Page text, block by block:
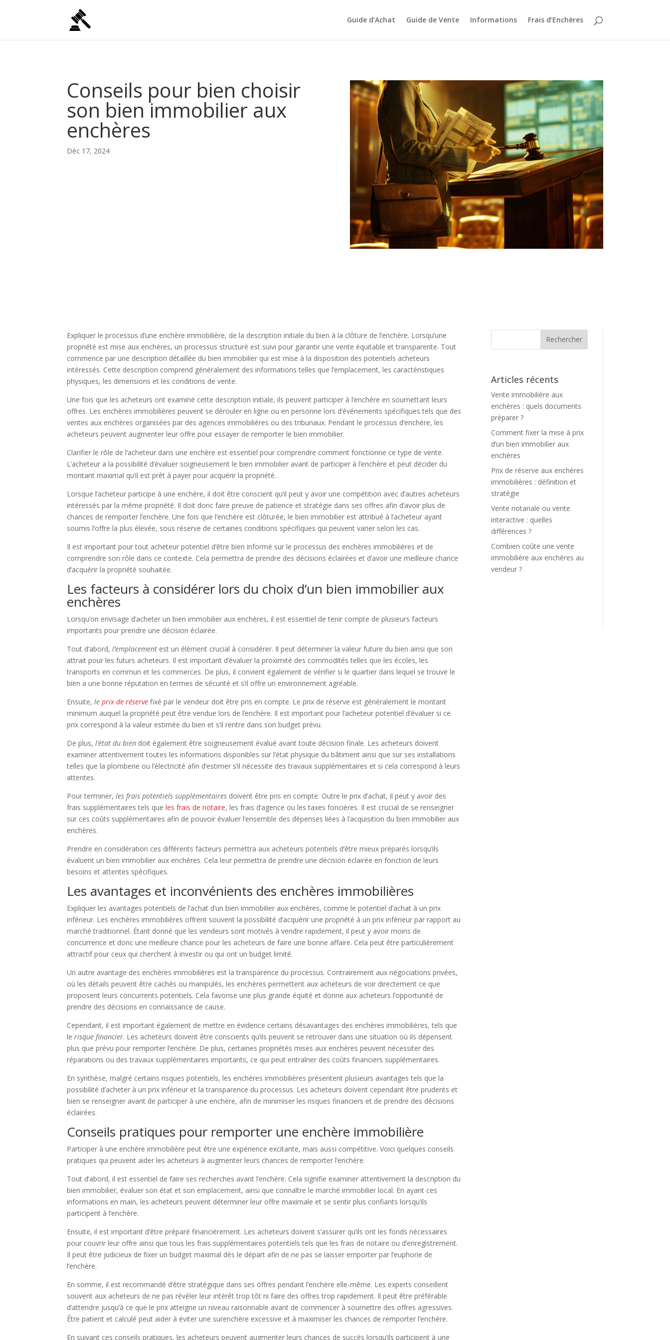
Guide d’Achat Guide de Vente Informations Frais d’Enchères
Conseils pour bien choisir
son bien immobilier aux
enchères
Déc 17, 2024
Expliquer le processus d’une enchère immobilière, de la description initiale du bien à la clôture de l’enchère. Lorsqu’une
propriété est mise aux enchères, un processus structuré est suivi pour garantir une vente équitable et transparente. Tout
commence par une description détaillée du bien immobilier qui est mise à la disposition des potentiels acheteurs
intéressés. Cette description comprend généralement des informations telles que l’emplacement, les caractéristiques
physiques, les dimensions et les conditions de vente.
Une fois que les acheteurs ont examiné cette description initiale, ils peuvent participer à l’enchère en soumettant leurs
offres. Les enchères immobilières peuvent se dérouler en ligne ou en personne lors d’événements spécifiques tels que des
ventes aux enchères organisées par des agences immobilières ou des tribunaux. Pendant le processus d’enchère, les
acheteurs peuvent augmenter leur offre pour essayer de remporter le bien immobilier.
Clarifier le rôle de l’acheteur dans une enchère est essentiel pour comprendre comment fonctionne ce type de vente.
L’acheteur a la possibilité d’évaluer soigneusement le bien immobilier avant de participer à l’enchère et peut décider du
montant maximal qu’il est prêt à payer pour acquérir la propriété.
Lorsque l’acheteur participe à une enchère, il doit être conscient qu’il peut y avoir une compétition avec d’autres acheteurs
intéressés par la même propriété. Il doit donc faire preuve de patience et stratégie dans ses offres afin d’avoir plus de
chances de remporter l’enchère. Une fois que l’enchère est clôturée, le bien immobilier est attribué à l’acheteur ayant
soumis l’offre la plus élevée, sous réserve de certaines conditions spécifiques qui peuvent varier selon les cas.
Il est important pour tout acheteur potentiel d’être bien informé sur le processus des enchères immobilières et de
comprendre son rôle dans ce contexte. Cela permettra de prendre des décisions éclairées et d’avoir une meilleure chance
d’acquérir la propriété souhaitée.
Les facteurs à considérer lors du choix d’un bien immobilier aux
enchères
Lorsqu’on envisage d’acheter un bien immobilier aux enchères, il est essentiel de tenir compte de plusieurs facteurs
importants pour prendre une décision éclairée.
Tout d’abord,l’emplacement est un élément crucial à considérer. Il peut déterminer la valeur future du bien ainsi que son
attrait pour les futurs acheteurs. Il est important d’évaluer la proximité des commodités telles que les écoles, les
transports en commun et les commerces. De plus, il convient également de vérifier si le quartier dans lequel se trouve le
bien a une bonne réputation en termes de sécurité et s’il offre un environnement agréable.
Ensuite,leprix de réserve fixé par le vendeur doit être pris en compte. Le prix de réserve est généralement le montant
minimum auquel la propriété peut être vendue lors de l’enchère. Il est important pour l’acheteur potentiel d’évaluer si ce
prix correspond à la valeur estimée du bien et s’il rentre dans son budget prévu.
De plus,l’état du bien doit également être soigneusement évalué avant toute décision finale. Les acheteurs doivent
examiner attentivement toutes les informations disponibles sur l’état physique du bâtiment ainsi que sur ses installations
telles que la plomberie ou l’électricité afin d’estimer s’il nécessite des travaux supplémentaires et si cela correspond à leurs
attentes.
Pour terminer,les frais potentiels supplémentaires doivent être pris en compte. Outre le prix d’achat, il peut y avoir des
frais supplémentaires tels queles frais de notaire, les frais d’agence ou les taxes foncières. Il est crucial de se renseigner
sur ces coûts supplémentaires afin de pouvoir évaluer l’ensemble des dépenses liées à l’acquisition du bien immobilier aux
enchères.
Prendre en considération ces différents facteurs permettra aux acheteurs potentiels d’être mieux préparés lorsqu’ils
évaluent un bien immobilier aux enchères. Cela leur permettra de prendre une décision éclairée en fonction de leurs
besoins et attentes spécifiques.
Les avantages et inconvénients des enchères immobilières
Expliquer les avantages potentiels de l’achat d’un bien immobilier aux enchères, comme le potentiel d’achat à un prix
inférieur. Les enchères immobilières offrent souvent la possibilité d’acquérir une propriété à un prix inférieur par rapport au
marché traditionnel. Étant donné que les vendeurs sont motivés à vendre rapidement, il peut y avoir moins de
concurrence et donc une meilleure chance pour les acheteurs de faire une bonne affaire. Cela peut être particulièrement
attractif pour ceux qui cherchent à investir ou qui ont un budget limité.
Un autre avantage des enchères immobilières est la transparence du processus. Contrairement aux négociations privées,
où les détails peuvent être cachés ou manipulés, les enchères permettent aux acheteurs de voir directement ce que
proposent leurs concurrents potentiels. Cela favorise une plus grande équité et donne aux acheteurs l’opportunité de
prendre des décisions en connaissance de cause.
Cependant, il est important également de mettre en évidence certains désavantages des enchères immobilières, tels que
lerisque financier. Les acheteurs doivent être conscients qu’ils peuvent se retrouver dans une situation où ils dépensent
plus que prévu pour remporter l’enchère. De plus, certaines propriétés mises aux enchères peuvent nécessiter des
réparations ou des travaux supplémentaires importants, ce qui peut entraîner des coûts financiers supplémentaires.
En synthèse, malgré certains risques potentiels, les enchères immobilières présentent plusieurs avantages tels que la
possibilité d’acheter à un prix inférieur et la transparence du processus. Les acheteurs doivent cependant être prudents et
bien se renseigner avant de participer à une enchère, afin de minimiser les risques financiers et de prendre des décisions
éclairées.
Conseils pratiques pour remporter une enchère immobilière
Participer à une enchère immobilière peut être une expérience excitante, mais aussi compétitive. Voici quelques conseils
pratiques qui peuvent aider les acheteurs à augmenter leurs chances de remporter l’enchère.
Tout d’abord, il est essentiel de faire ses recherches avant l’enchère. Cela signifie examiner attentivement la description du
bien immobilier, évaluer son état et son emplacement, ainsi que connaître le marché immobilier local. En ayant ces
informations en main, les acheteurs peuvent déterminer leur offre maximale et se sentir plus confiants lorsqu’ils
participent à l’enchère.
Ensuite, il est important d’être préparé financièrement. Les acheteurs doivent s’assurer qu’ils ont les fonds nécessaires
pour couvrir leur offre ainsi que tous les frais supplémentaires potentiels tels que les frais de notaire ou d’enregistrement.
Il peut être judicieux de fixer un budget maximal dès le départ afin de ne pas se laisser emporter par l’euphorie de
l’enchère.
En somme, il est recommandé d’être stratégique dans ses offres pendant l’enchère elle-même. Les experts conseillent
souvent aux acheteurs de ne pas révéler leur intérêt trop tôt ni faire des offres trop rapidement. Il peut être préférable
d’attendre jusqu’à ce que le prix atteigne un niveau raisonnable avant de commencer à soumettre des offres agressives.
Être patient et calculé peut aider à éviter une surenchère excessive et à maximiser les chances de remporter l’enchère.
En suivant ces conseils pratiques, les acheteurs peuvent augmenter leurs chances de succès lorsqu’ils participent à une
Articles récents
Vente immobilière aux
enchères : quels documents
préparer ?
Comment fixer la mise à prix
d’un bien immobilier aux
enchères
Prix de réserve aux enchères
immobilières : définition et
stratégie
Vente notariale ou vente
interactive : quelles
différences ?
Combien coûte une vente
immobilière aux enchères au
vendeur ?